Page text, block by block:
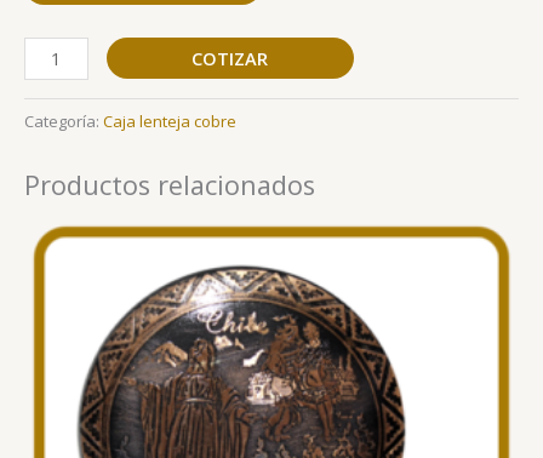
COTIZAR
Categoría: Caja lenteja cobre
Productos relacionados